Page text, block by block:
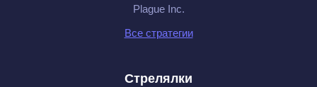
Plague Inc.
Все стратегии
Стрелялки